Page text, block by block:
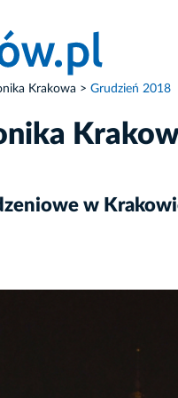
Krakowa Grudzień 2018
w